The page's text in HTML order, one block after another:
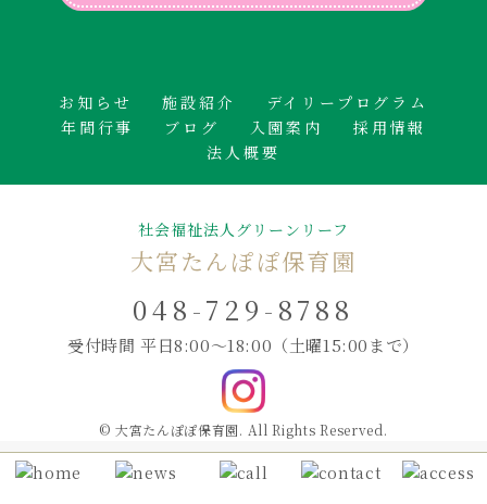
お知らせ 施設紹介
デイリープログラム
年間行事
ブログ 入園案内
採用情報
法人概要
社会福祉法人グリーンリーフ
大宮たんぽぽ保育園
048-729-8788
受付時間 平日8:00～18:00 （土曜15:00まで）
© 大宮たんぽぽ保育園. All Rights Reserved.